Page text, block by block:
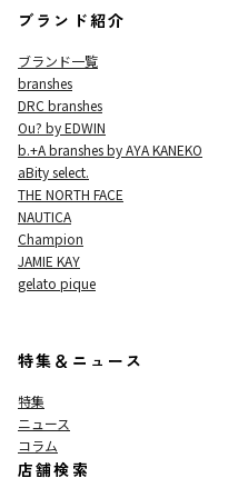
ブランド紹介
ブランド一覧
branshes
DRC branshes
Ou? by EDWIN
b.+A branshes by AYA KANEKO
aBity select.
THE NORTH FACE
NAUTICA
Champion
JAMIE KAY
gelato pique
特集＆ニュース
特集
ニュース
コラム
店舗検索